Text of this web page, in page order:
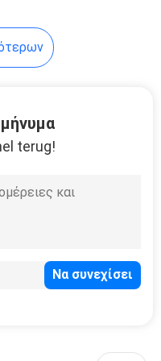
PC
terug!